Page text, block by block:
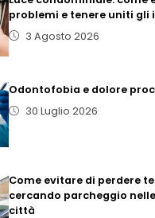
problemi e tenere uniti gli
3 Agosto 2026
Odontofobia e dolore
30 Luglio 2026
Come evitare di perdere
cercando parcheggio
città